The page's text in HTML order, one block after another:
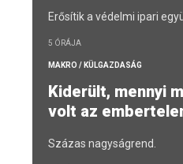
Erősítik a védelmi ipari
5 ÓRÁJA
MAKRO / KÜLGAZDASÁG
Kiderült, mennyi
volt az
Százas nagyságrend.